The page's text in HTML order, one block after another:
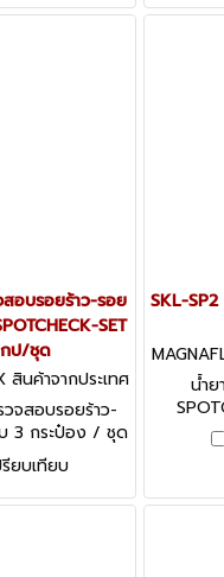
อบรอยร้าว-รอย
SET
ป/ชุด
สินค้าจากประเทศ
SE
T
จสอบรอยร้าว-
3 กระป๋อง / ชุด
จุ 400 ML.
รียบเทียบ
SKL-
อเ
น้ำ